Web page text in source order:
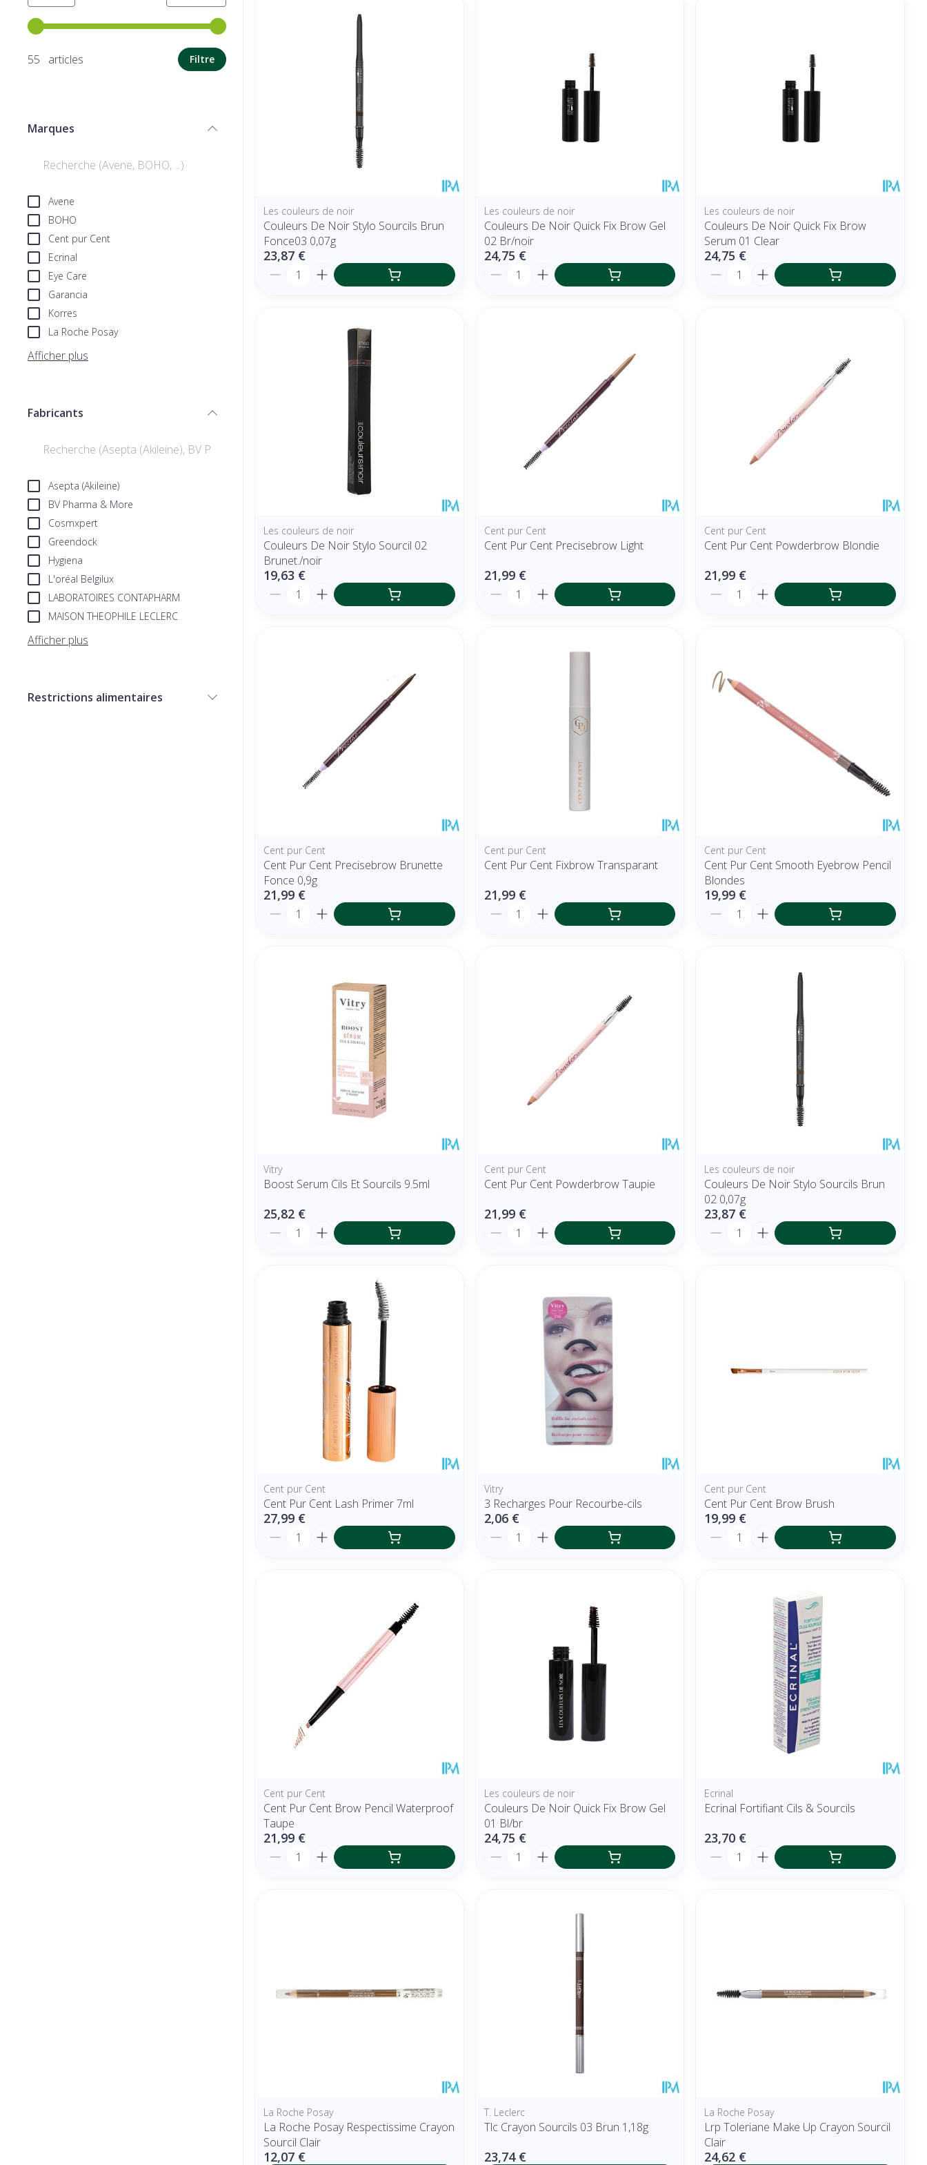
Utilisez les touches fléchées gauche et droite pour ajuster les valeurs minimales et maximales du prix.
55 articles
Filtre
Marques
Avene
BOHO
Cent pur Cent
Ecrinal
Eye Care
Garancia
Korres
La Roche Posay
Afficher plus
Fabricants
Asepta (Akileine)
BV Pharma & More
Cosmxpert
Greendock
Hygiena
L'oréal Belgilux
LABORATOIRES CONTAPHARM
MAISON THEOPHILE LECLERC
Afficher plus
Restrictions alimentaires
Les couleurs de noir
Couleurs De Noir Stylo Sourcils Brun
Fonce03 0,07g
23,87 €
Quantité
Les couleurs de noir
Couleurs De Noir Quick Fix Brow Gel
02 Br/noir
24,75 €
Quantité
Les couleurs de noir
Couleurs De Noir Quick Fix Brow
Serum 01 Clear
24,75 €
Quantité
Les couleurs de noir
Couleurs De Noir Stylo Sourcil 02
Brunet./noir
19,63 €
Quantité
Cent pur Cent
Cent Pur Cent Precisebrow Light
21,99 €
Quantité
Cent pur Cent
Cent Pur Cent Powderbrow Blondie
21,99 €
Quantité
Cent pur Cent
Cent Pur Cent Precisebrow Brunette
Fonce 0,9g
21,99 €
Quantité
Cent pur Cent
Cent Pur Cent Fixbrow Transparant
21,99 €
Quantité
Cent pur Cent
Cent Pur Cent Smooth Eyebrow Pencil
Blondes
19,99 €
Quantité
Vitry
Boost Serum Cils Et Sourcils 9.5ml
25,82 €
Quantité
Cent pur Cent
Cent Pur Cent Powderbrow Taupie
21,99 €
Quantité
Les couleurs de noir
Couleurs De Noir Stylo Sourcils Brun
02 0,07g
23,87 €
Quantité
Cent pur Cent
Cent Pur Cent Lash Primer 7ml
27,99 €
Quantité
Vitry
3 Recharges Pour Recourbe-cils
2,06 €
Quantité
Cent pur Cent
Cent Pur Cent Brow Brush
19,99 €
Quantité
Cent pur Cent
Cent Pur Cent Brow Pencil Waterproof
Taupe
21,99 €
Quantité
Les couleurs de noir
Couleurs De Noir Quick Fix Brow Gel
01 Bl/br
24,75 €
Quantité
Ecrinal
Ecrinal Fortifiant Cils & Sourcils
23,70 €
Quantité
La Roche Posay
La Roche Posay Respectissime Crayon
Sourcil Clair
12,07 €
T. Leclerc
Tlc Crayon Sourcils 03 Brun 1,18g
23,74 €
La Roche Posay
Lrp Toleriane Make Up Crayon Sourcil
Clair
24,62 €